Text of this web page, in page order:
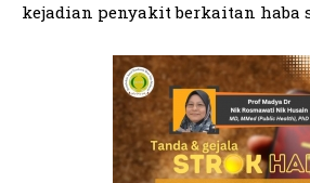
kejadian penyakit berkaitan haba